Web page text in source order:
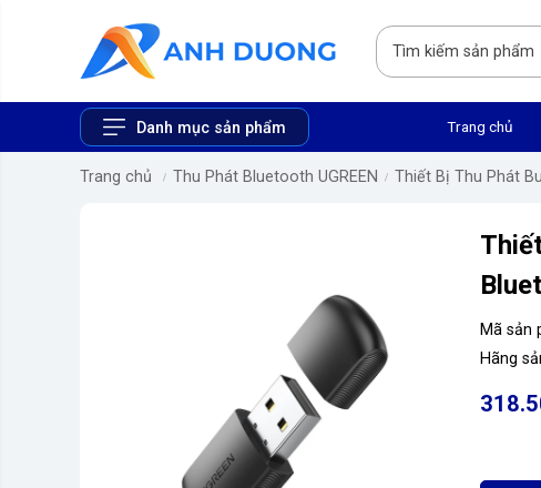
Danh mục sản phẩm Trang chủ
Trang chủ Thu Phát Bluetooth UGREEN Thiết Bị Thu Phát
Mã sản
Hãng